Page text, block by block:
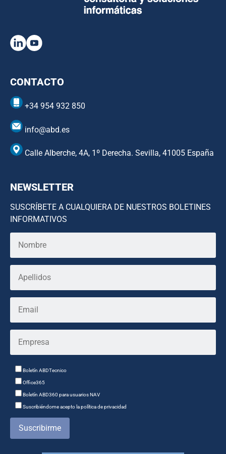
CONTACTO
+34 954 932 850
info@abd.es
Calle Alberche, 4A, 1º Derecha. Sevilla, 41005 España
NEWSLETTER
SUSCRÍBETE A CUALQUIERA DE NUESTROS BOLETINES
INFORMATIVOS
Boletín ABDTecnico
Office365
Boletín ABD360 para usuarios NAV
Suscribiéndome acepto la política de privacidad
Suscribirme